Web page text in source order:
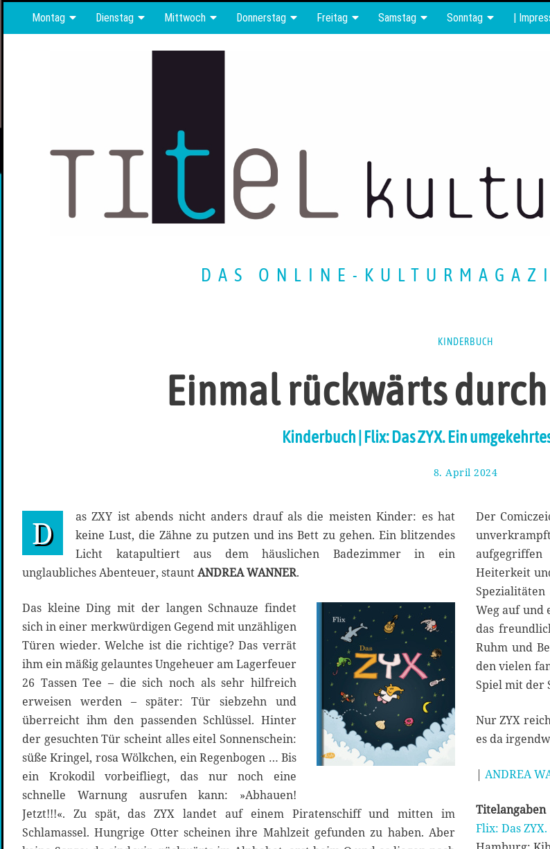
Montag Dienstag Mittwoch Donnerstag Freitag Samstag Sonntag |
DAS ONLINE-
KINDERBUCH
Einmal rückwärts
Kinderbuch | Flix: Das ZYX. Ein
8. April 2024
A
r
i
l
2
0
2
4
D
as ZXY ist abends nicht anders drauf als die meisten Kinder: es hat
keine Lust, die Zähne zu putzen und ins Bett zu gehen. Ein blitzendes
Licht katapultiert aus dem häuslichen Badezimmer in ein
unglaubliches Abenteuer, stauntANDREA WANNER.
Das kleine Ding mit der langen Schnauze findet
sich in einer merkwürdigen Gegend mit unzähligen
Türen wieder. Welche ist die richtige? Das verrät
ihm ein mäßig gelauntes Ungeheuer am Lagerfeuer
26 Tassen Tee – die sich noch als sehr hilfreich
erweisen werden – später: Tür siebzehn und
überreicht ihm den passenden Schlüssel. Hinter
der gesuchten Tür scheint alles eitel Sonnenschein:
süße Kringel, rosa Wölkchen, ein Regenbogen … Bis
ein Krokodil vorbeifliegt, das nur noch eine
schnelle Warnung ausrufen kann: »Abhauen!
Jetzt!!!«. Zu spät, das ZYX landet auf einem Piratenschiff und mitten im
Schlamassel. Hungrige Otter scheinen ihre Mahlzeit gefunden zu haben. Aber
Der
Heiterkeit
Weg auf und
das
Ruhm und
den vielen
Spiel mit der
Nur ZYX
es da
| ANDREA
Titelangaben
Flix: Das